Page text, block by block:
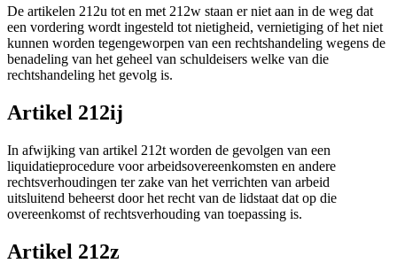
De artikelen 212u tot en met 212w staan er niet aan in de weg dat
een vordering wordt ingesteld tot nietigheid, vernietiging of het niet
kunnen worden tegengeworpen van een rechtshandeling wegens de
benadeling van het geheel van schuldeisers welke van die
rechtshandeling het gevolg is.
Artikel 212ij
In afwijking van artikel 212t worden de gevolgen van een
liquidatieprocedure voor arbeidsovereenkomsten en andere
rechtsverhoudingen ter zake van het verrichten van arbeid
uitsluitend beheerst door het recht van de lidstaat dat op die
overeenkomst of rechtsverhouding van toepassing is.
Artikel 212z